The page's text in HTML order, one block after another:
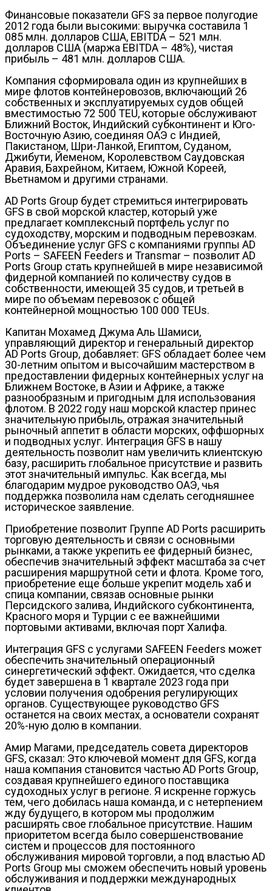
Финансовые показатели GFS за первое полугодие
2012 года были высокими: выручка составила 1
085 млн. долларов США, EBITDA – 521 млн.
долларов США (маржа EBITDA – 48%), чистая
прибыль – 481 млн. долларов США.
Компания сформировала один из крупнейших в
мире флотов контейнеровозов, включающий 26
собственных и эксплуатируемых судов общей
вместимостью 72 500 TEU, которые обслуживают
Ближний Восток, Индийский субконтинент и Юго-
Восточную Азию, соединяя ОАЭ с Индией,
Пакистаном, Шри-Ланкой, Египтом, Суданом,
Джибути, Йеменом, Королевством Саудовская
Аравия, Бахрейном, Китаем, Южной Кореей,
Вьетнамом и другими странами.
AD Ports Group будет стремиться интегрировать
GFS в свой морской кластер, который уже
предлагает комплексный портфель услуг по
судоходству, морским и подводным перевозкам.
Объединение услуг GFS с компаниями группы AD
Ports – SAFEEN Feeders и Transmar – позволит AD
Ports Group стать крупнейшей в мире независимой
фидерной компанией по количеству судов в
собственности, имеющей 35 судов, и третьей в
мире по объемам перевозок с общей
контейнерной мощностью 100 000 TEUs.
Капитан Мохамед Джума Аль Шамиси,
управляющий директор и генеральный директор
AD Ports Group, добавляет: GFS обладает более чем
30-летним опытом и высочайшим мастерством в
предоставлении фидерных контейнерных услуг на
Ближнем Востоке, в Азии и Африке, а также
разнообразным и пригодным для использования
флотом. В 2022 году наш морской кластер принес
значительную прибыль, отражая значительный
рыночный аппетит в области морских, оффшорных
и подводных услуг. Интеграция GFS в нашу
деятельность позволит нам увеличить клиентскую
базу, расширить глобальное присутствие и развить
этот значительный импульс. Как всегда, мы
благодарим мудрое руководство ОАЭ, чья
поддержка позволила нам сделать сегодняшнее
историческое заявление.
Приобретение позволит Группе AD Ports расширить
торговую деятельность и связи с основными
рынками, а также укрепить ее фидерный бизнес,
обеспечив значительный эффект масштаба за счет
расширения маршрутной сети и флота. Кроме того,
приобретение еще больше укрепит модель хаб и
спица компании, связав основные рынки
Персидского залива, Индийского субконтинента,
Красного моря и Турции с ее важнейшими
портовыми активами, включая порт Халифа.
Интеграция GFS с услугами SAFEEN Feeders может
обеспечить значительный операционный
синергетический эффект. Ожидается, что сделка
будет завершена в 1 квартале 2023 года при
условии получения одобрения регулирующих
органов. Существующее руководство GFS
останется на своих местах, а основатели сохранят
20%-ную долю в компании.
Амир Магами, председатель совета директоров
GFS, сказал: Это ключевой момент для GFS, когда
наша компания становится частью AD Ports Group,
создавая крупнейшего единого поставщика
судоходных услуг в регионе. Я искренне горжусь
тем, чего добилась наша команда, и с нетерпением
жду будущего, в котором мы продолжим
расширять свое глобальное присутствие. Нашим
приоритетом всегда было совершенствование
систем и процессов для постоянного
обслуживания мировой торговли, а под властью AD
Ports Group мы сможем обеспечить новый уровень
обслуживания и поддержки международных